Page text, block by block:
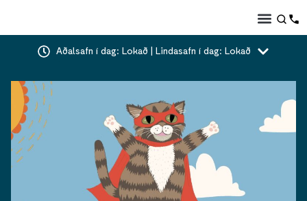
Aðalsafn í dag: Lokað | Lindasafn í dag: Lokað